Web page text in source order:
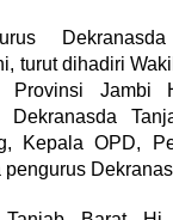
turut dihadiri
Provinsi Jambi
Dekranasda
Kepala OPD,
pengurus